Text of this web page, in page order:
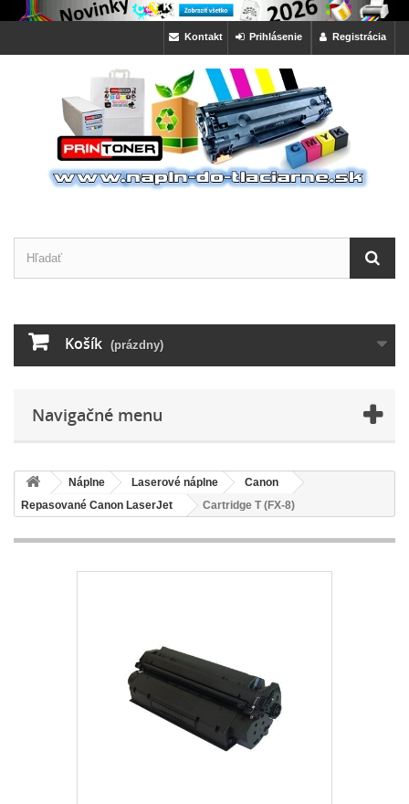
Registrácia
Prihlásenie
Kontakt
Košík (prázdny)
Navigačné menu
Náplne Laserové náplne
Canon
Repasované Canon LaserJet
Cartridge T (FX-8)